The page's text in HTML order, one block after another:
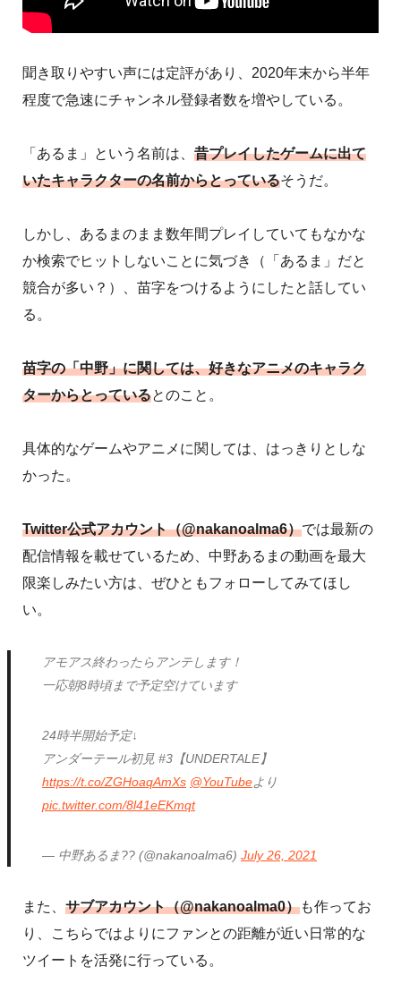
聞き取りやすい声には定評があり、2020年末から半年
程度で急速にチャンネル登録者数を増やしている。
「あるま」という名前は、 昔プレイしたゲームに出て
いたキャラクターの名前からとっているそうだ。
しかし、あるまのまま数年間プレイしていてもなかな
か検索でヒットしないことに気づき（「あるま」だと
競合が多い？）、苗字をつけるようにしたと話してい
る。
苗字の「中野」に関しては、好きなアニメのキャラク
ターからとっているとのこと。
具体的なゲームやアニメに関しては、はっきりとしな
かった。
Twitter公式アカウント（@nakanoalma6）では最新の
配信情報を載せているため、中野あるまの動画を最大
限楽しみたい方は、ぜひともフォローしてみてほし
い。
アモアス終わったらアンテします！
一応朝8時頃まで予定空けています
24時半開始予定↓
アンダーテール初見 #3【UNDERTALE】
https://t.co/ZGHoaqAmXs @YouTubeより
pic.twitter.com/8l41eEKmqt
— 中野あるま?? (@nakanoalma6)July 26, 2021
また、 サブアカウント（@nakanoalma0）も作ってお
り、こちらではよりにファンとの距離が近い日常的な
ツイートを活発に行っている。